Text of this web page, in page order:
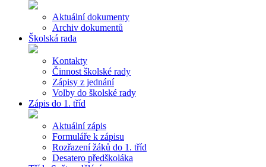
Aktuální dokumenty
Archiv dokumentů
Školská rada
Kontakty
Činnost školské rady
Zápisy z jednání
Volby do školské rady
Zápis do 1. tříd
Aktuální zápis
Formuláře k zápisu
Rozřazení žáků do 1. tříd
Desatero předškoláka